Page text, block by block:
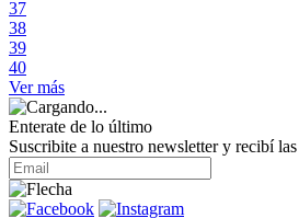
37
38
39
40
Ver más
Enterate de lo último
Suscribite a nuestro newsletter y recibí